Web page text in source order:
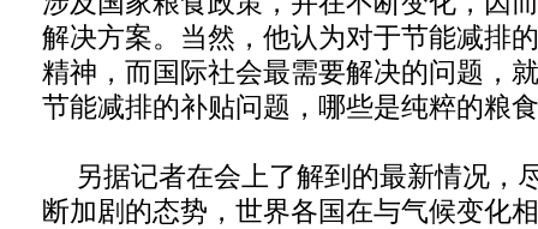
解决方案。当然，他认为对于节能减排
精神，而国际社会最需要解决的问题，
节能减排的补贴问题，哪些是纯粹的粮
另据记者在会上了解到的最新情况，
断加剧的态势，世界各国在与气候变化